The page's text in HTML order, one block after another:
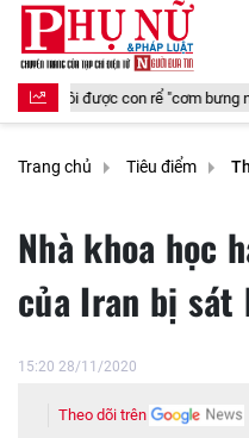
con rể "cơm bưng nước rót"
Trang chủ Tiêu điểm
Nhà khoa học
của Iran bị sát
15:20 28/11/2020
Theo dõi trên